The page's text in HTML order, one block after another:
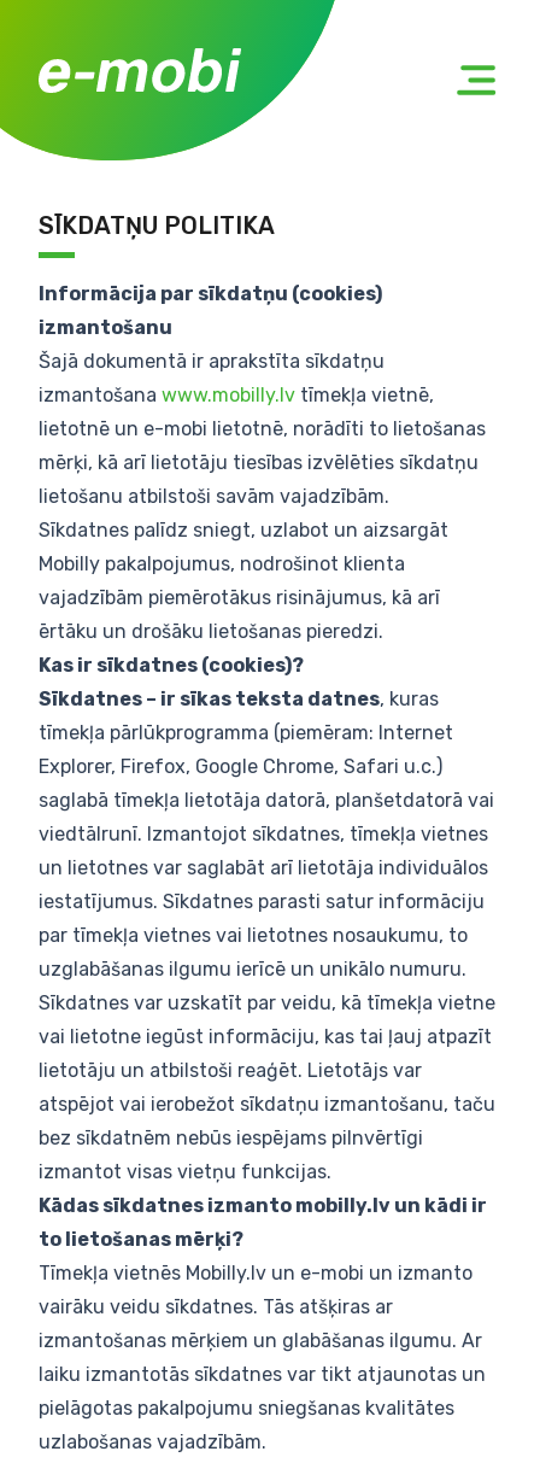
SĪKDATŅU POLITIKA
Informācija par sīkdatņu (cookies)
izmantošanu
Šajā dokumentā ir aprakstīta sīkdatņu
izmantošana www.mobilly.lv tīmekļa vietnē,
lietotnē un e-mobi lietotnē, norādīti to lietošanas
mērķi, kā arī lietotāju tiesības izvēlēties sīkdatņu
lietošanu atbilstoši savām vajadzībām.
Sīkdatnes palīdz sniegt, uzlabot un aizsargāt
Mobilly pakalpojumus, nodrošinot klienta
vajadzībām piemērotākus risinājumus, kā arī
ērtāku un drošāku lietošanas pieredzi.
Kas ir sīkdatnes (cookies)?
Sīkdatnes – ir sīkas teksta datnes, kuras
tīmekļa pārlūkprogramma (piemēram: Internet
Explorer, Firefox, Google Chrome, Safari u.c.)
saglabā tīmekļa lietotāja datorā, planšetdatorā vai
viedtālrunī. Izmantojot sīkdatnes, tīmekļa vietnes
un lietotnes var saglabāt arī lietotāja individuālos
iestatījumus. Sīkdatnes parasti satur informāciju
par tīmekļa vietnes vai lietotnes nosaukumu, to
uzglabāšanas ilgumu ierīcē un unikālo numuru.
Sīkdatnes var uzskatīt par veidu, kā tīmekļa vietne
vai lietotne iegūst informāciju, kas tai ļauj atpazīt
lietotāju un atbilstoši reaģēt. Lietotājs var
atspējot vai ierobežot sīkdatņu izmantošanu, taču
bez sīkdatnēm nebūs iespējams pilnvērtīgi
izmantot visas vietņu funkcijas.
Kādas sīkdatnes izmanto mobilly.lv un kādi ir
to lietošanas mērķi?
Tīmekļa vietnēs Mobilly.lv un e-mobi un izmanto
vairāku veidu sīkdatnes. Tās atšķiras ar
izmantošanas mērķiem un glabāšanas ilgumu. Ar
laiku izmantotās sīkdatnes var tikt atjaunotas un
pielāgotas pakalpojumu sniegšanas kvalitātes
uzlabošanas vajadzībām.